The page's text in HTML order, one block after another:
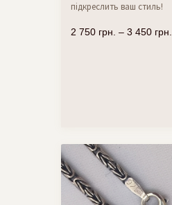
підкреслить ваш стиль!
2 750 грн. – 3 450 грн.